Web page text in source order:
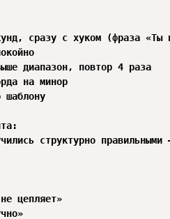
сразу с хуком (фраза «Ты
диапазон, повтор 4 раза
на минор
шаблону
структурно
цепляет»